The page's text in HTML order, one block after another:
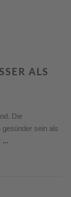
ALS
Die
sein als
...